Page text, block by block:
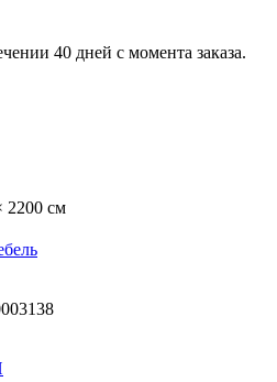
40 дней с момента заказа.
2200 см